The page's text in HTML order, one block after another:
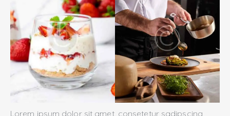
Lorem ipsum dolor sit amet, consetetur sadipscing